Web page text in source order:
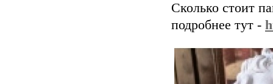
Сколько стоит
подробнее тут -